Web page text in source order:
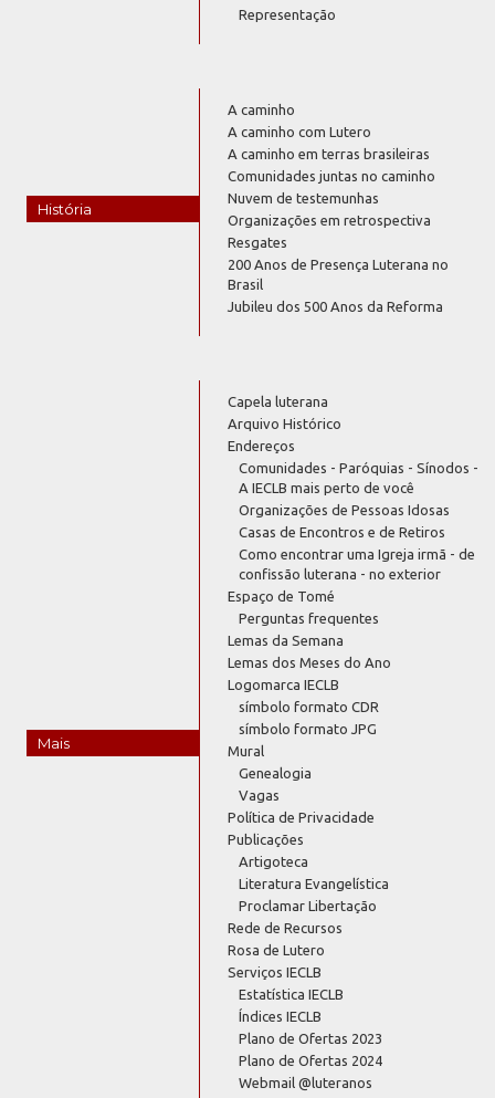
Representação
História
A caminho
A caminho com Lutero
A caminho em terras brasileiras
Comunidades juntas no caminho
Nuvem de testemunhas
Organizações em retrospectiva
Resgates
200 Anos de Presença Luterana no
Brasil
Jubileu dos 500 Anos da Reforma
Mais
Capela luterana
Arquivo Histórico
Endereços
Comunidades - Paróquias - Sínodos -
A IECLB mais perto de você
Organizações de Pessoas Idosas
Casas de Encontros e de Retiros
Como encontrar uma Igreja irmã - de
confissão luterana - no exterior
Espaço de Tomé
Perguntas frequentes
Lemas da Semana
Lemas dos Meses do Ano
Logomarca IECLB
símbolo formato CDR
símbolo formato JPG
Mural
Genealogia
Vagas
Política de Privacidade
Publicações
Artigoteca
Literatura Evangelística
Proclamar Libertação
Rede de Recursos
Rosa de Lutero
Serviços IECLB
Estatística IECLB
Índices IECLB
Plano de Ofertas 2023
Plano de Ofertas 2024
Webmail @luteranos